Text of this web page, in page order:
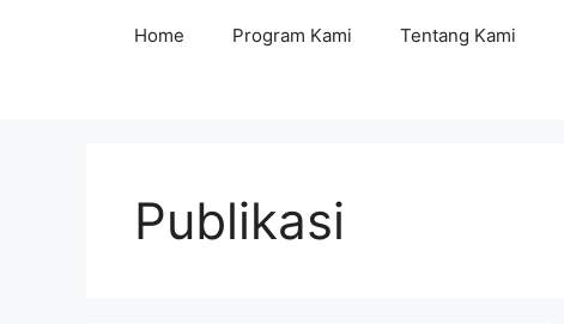
Home Program Kami Tentang Kami
Publikasi